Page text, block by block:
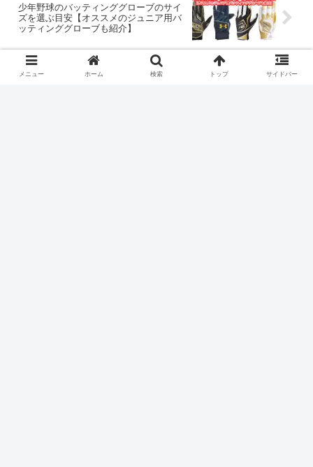
少年野球のバッティンググローブのサイ
ズを選ぶ目安【オススメのジュニア用バ
ッティンググローブも紹介】
メニュー ホーム 検索 トップ サイドバー